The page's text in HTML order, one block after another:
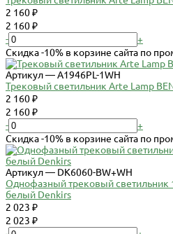
2 160 ₽
2 160 ₽
-
+
Скидка -10% в корзине сайта по
Артикул — A1946PL-1WH
Трековый светильник Arte Lamp
2 160 ₽
2 160 ₽
-
+
Скидка -10% в корзине сайта по
Артикул — DK6060-BW+WH
Однофазный трековый светильник
белый Denkirs
2 023 ₽
2 023 ₽